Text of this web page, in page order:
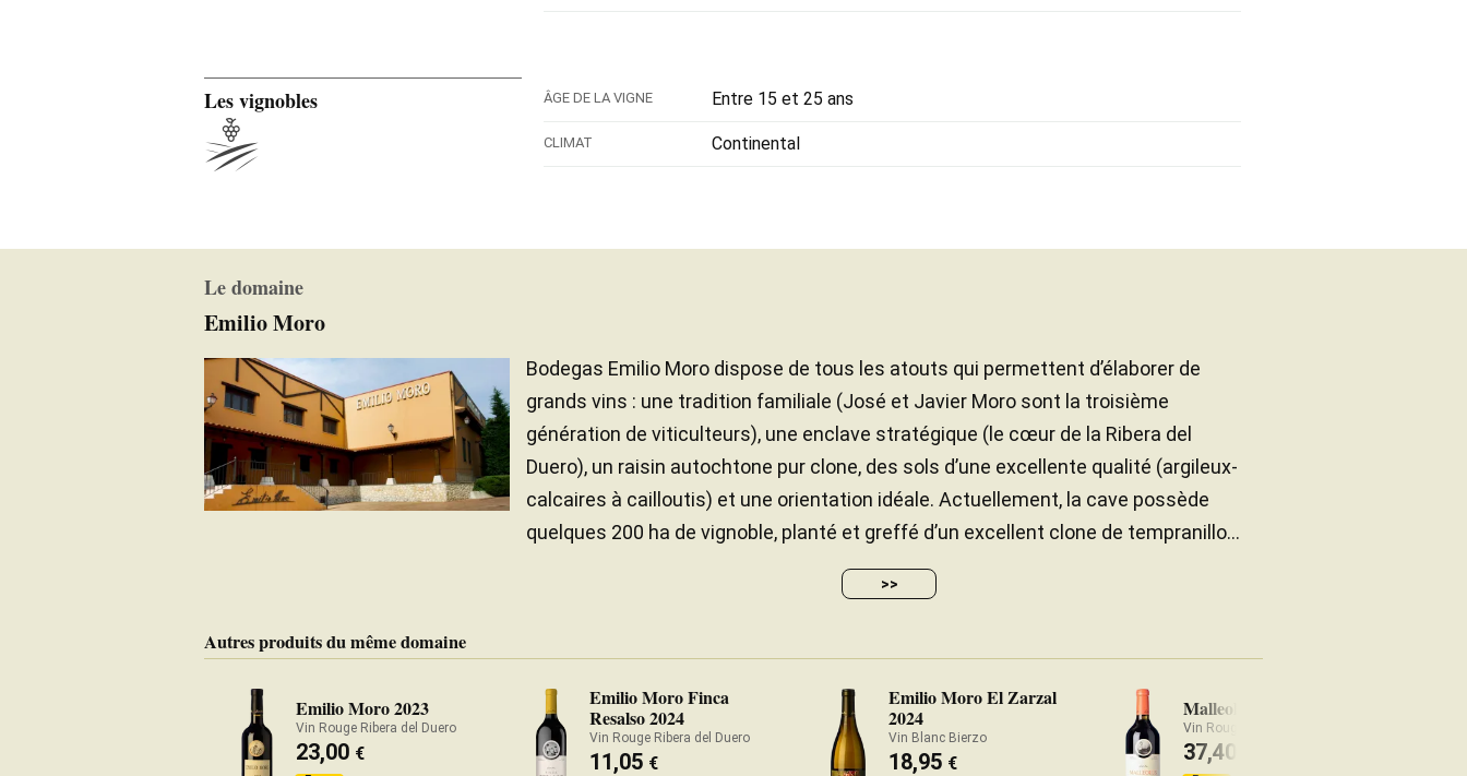
Les vignobles ÂGE DE LA VIGNE Entre 15 et 25 ans
CLIMAT Continental
Le domaine
Emilio Moro
Bodegas Emilio Moro dispose de tous les atouts qui permettent d’élaborer de
grands vins : une tradition familiale (José et Javier Moro sont la troisième
génération de viticulteurs), une enclave stratégique (le cœur de la Ribera del
Duero), un raisin autochtone pur clone, des sols d’une excellente qualité (argileux-
calcaires à cailloutis) et une orientation idéale. Actuellement, la cave possède
quelques 200 ha de vignoble, planté et greffé d’un excellent clone de tempranillo...
>>
Autres produits du même domaine
Emilio Moro 2023
Vin Rouge Ribera del Duero
23,00 €
Emilio Moro Finca
Resalso 2024
Vin Rouge Ribera del Duero
11,05 €
Emilio Moro El Zarzal
2024
Vin Blanc Bierzo
18,95 €
Malleolus 2023
Vin Rouge Ribera del Duero
37,40